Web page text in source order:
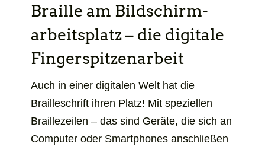
Braille am Bildschirm­
arbeits­platz – die digitale
Finger­spitzen­arbeit
Auch in einer digitalen Welt hat die
Brailleschrift ihren Platz! Mit speziellen
Braillezeilen – das sind Geräte, die sich an
Computer oder Smartphones anschließen